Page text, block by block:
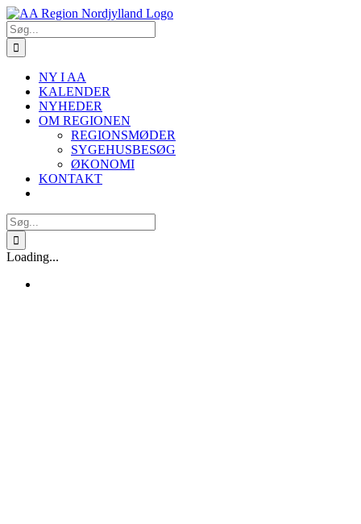
Skip
to
content
Søg
efter:
NY I AA
KALENDER
NYHEDER
OM REGIONEN
REGIONSMØDER
SYGEHUSBESØG
ØKONOMI
KONTAKT
Søg
efter:
Loading...